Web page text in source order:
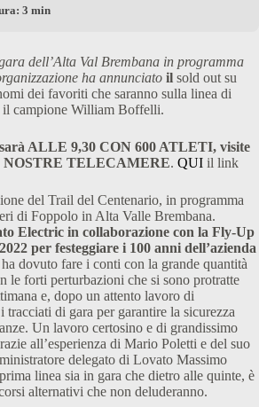
3 min
dell’Alta Val Brembana in programma
ha annunciato il sold out su
dei favoriti che saranno sulla linea di
il campione William Boffelli.
ALLE 9,30 CON 600 ATLETI, visite
TELECAMERE. QUI il link
del Trail del Centenario, in programma
di Foppolo in Alta Valle Brembana.
Electric in collaborazione con la Fly-Up
per festeggiare i 100 anni dell’azienda
ha dovuto fare i conti con la grande quantità
le forti perturbazioni che si sono protratte
e, dopo un attento lavoro di
di gara per garantire la sicurezza
Un lavoro certosino e di grandissimo
all’esperienza di Mario Poletti e del suo
delegato di Lovato Massimo
linea sia in gara che dietro alle quinte, è
alternativi che non deluderanno.